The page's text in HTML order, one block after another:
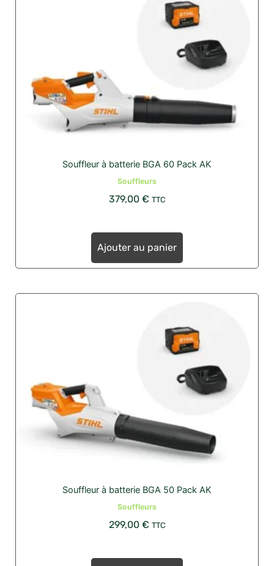
Souffleur à batterie BGA 60 Pack AK
Souffleurs
379,00 € TTC
Ajouter au panier
Souffleur à batterie BGA 50 Pack AK
Souffleurs
299,00 € TTC